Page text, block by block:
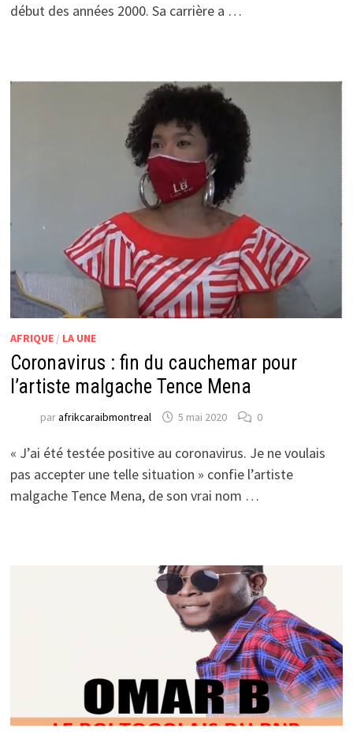
début des années 2000. Sa carrière a …
AFRIQUE/ LA UNE
Coronavirus : fin du cauchemar pour
l’artiste malgache Tence Mena
parafrikcaraibmontreal 5 mai 2020 0
« J’ai été testée positive au coronavirus. Je ne voulais
pas accepter une telle situation » confie l’artiste
malgache Tence Mena, de son vrai nom …